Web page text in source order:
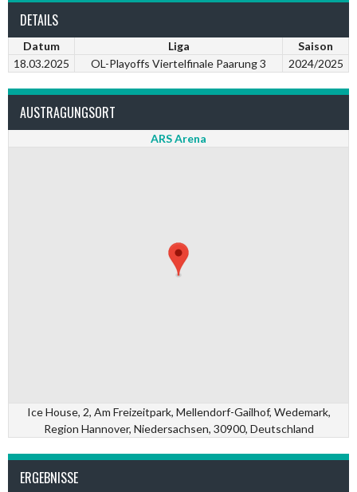
DETAILS
Datum Liga
Saison
18.03.2025
OL-Playoffs Viertelfinale Paarung 3 2024/2025
AUSTRAGUNGSORT
ARS Arena
Ice House, 2, Am Freizeitpark, Mellendorf-Gailhof, Wedemark,
Region Hannover, Niedersachsen, 30900, Deutschland
ERGEBNISSE